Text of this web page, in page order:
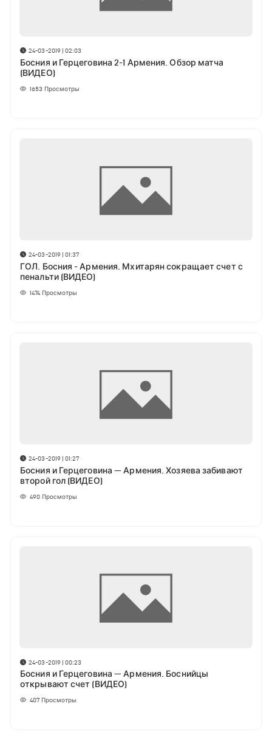
24-03-2019 | 02:03
Босния и Герцеговина 2-1 Армения. Обзор матча
(ВИДЕО)
1653 Просмотры
24-03-2019 | 01:37
ГОЛ. Босния - Армения. Мхитарян сокращает счет с
пенальти (ВИДЕО)
1474 Просмотры
24-03-2019 | 01:27
Босния и Герцеговина — Армения. Хозяева забивают
второй гол (ВИДЕО)
490 Просмотры
24-03-2019 | 00:23
Босния и Герцеговина — Армения. Боснийцы
открывают счет (ВИДЕО)
407 Просмотры